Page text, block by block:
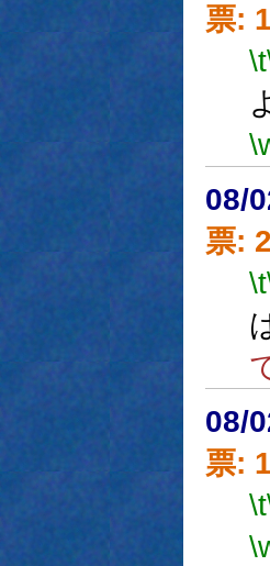
票:
\t
08/
票:
\t
08/
票:
\t